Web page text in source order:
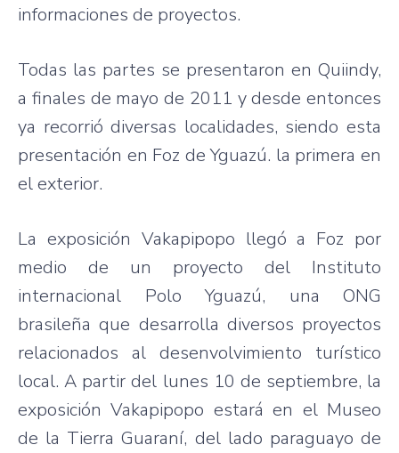
informaciones de proyectos.
Todas las partes se presentaron en Quiindy,
a finales de mayo de 2011 ydesde entonces
ya recorrió diversas localidades, siendo esta
presentación en Foz deYguazú. la primera en
el exterior.
La exposición Vakapipopo llegó a Foz por
medio de un proyecto del Instituto
internacional PoloYguazú, una
ONG
brasileña que desarrolla diversos proyectos
relacionados al desenvolvimiento
turístico
local. A partir del lunes 10 de septiembre, la
exposición Vakapipopo estará en el Museo
de la TierraGuaraní, del lado paraguayo de